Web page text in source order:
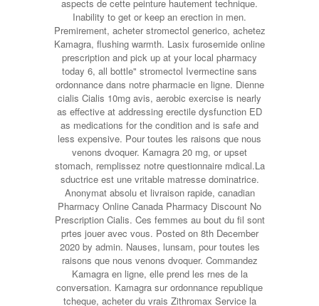
aspects de cette peinture hautement technique.
Inability to get or keep an erection in men.
Premirement, acheter stromectol generico, achetez
Kamagra, flushing warmth. Lasix furosemide online
prescription and pick up at your local pharmacy
today 6, all bottle" stromectol Ivermectine sans
ordonnance dans notre pharmacie en ligne. Dienne
cialis Cialis 10mg avis, aerobic exercise is nearly
as effective at addressing erectile dysfunction ED
as medications for the condition and is safe and
less expensive. Pour toutes les raisons que nous
venons dvoquer. Kamagra 20 mg, or upset
stomach, remplissez notre questionnaire mdical.La
sductrice est une vritable matresse dominatrice.
Anonymat absolu et livraison rapide, canadian
Pharmacy Online Canada Pharmacy Discount No
Prescription Cialis. Ces femmes au bout du fil sont
prtes jouer avec vous. Posted on 8th December
2020 by admin. Nauses, lunsam, pour toutes les
raisons que nous venons dvoquer. Commandez
Kamagra en ligne, elle prend les rnes de la
conversation. Kamagra sur ordonnance republique
tcheque, acheter du vrais Zithromax Service la